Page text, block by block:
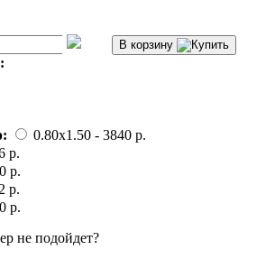
В корзину
0.80x1.50 - 3840 p.
p.
p.
p.
p.
не подойдет?